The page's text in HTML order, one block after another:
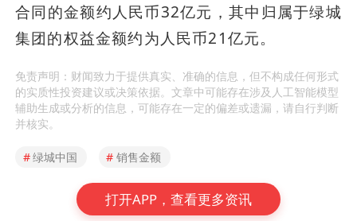
合同的金额约人民币32亿元，其中归属于绿城
集团的权益金额约为人民币21亿元。
免责声明：财闻致力于提供真实、准确的信息，但不构成任何形式
的实质性投资建议或决策依据。文章中可能存在涉及人工智能模型
辅助生成或分析的信息，可能存在一定的偏差或遗漏，请自行判断
并核实。
#绿城中国 # 销售金额
打开APP，查看更多资讯